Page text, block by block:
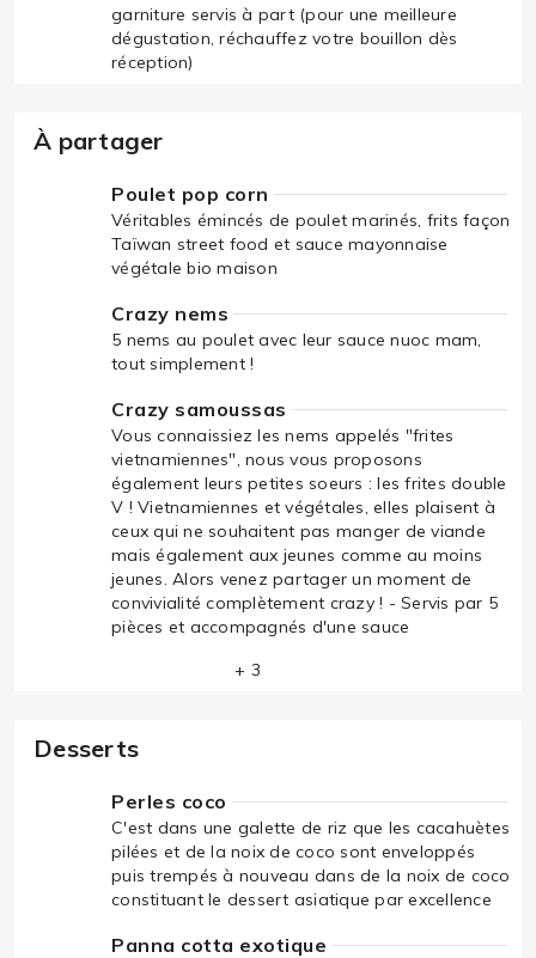
garniture servis à part (pour une meilleure
dégustation, réchauffez votre bouillon dès
réception)
À partager
Poulet pop corn
Véritables émincés de poulet marinés, frits façon
Taïwan street food et sauce mayonnaise
végétale bio maison
Crazy nems
5 nems au poulet avec leur sauce nuoc mam,
tout simplement !
Crazy samoussas
Vous connaissiez les nems appelés "frites
vietnamiennes", nous vous proposons
également leurs petites soeurs : les frites double
V ! Vietnamiennes et végétales, elles plaisent à
ceux qui ne souhaitent pas manger de viande
mais également aux jeunes comme au moins
jeunes. Alors venez partager un moment de
convivialité complètement crazy ! - Servis par 5
pièces et accompagnés d'une sauce
+ 3
Desserts
Perles coco
C'est dans une galette de riz que les cacahuètes
pilées et de la noix de coco sont enveloppés
puis trempés à nouveau dans de la noix de coco
constituant le dessert asiatique par excellence
Panna cotta exotique